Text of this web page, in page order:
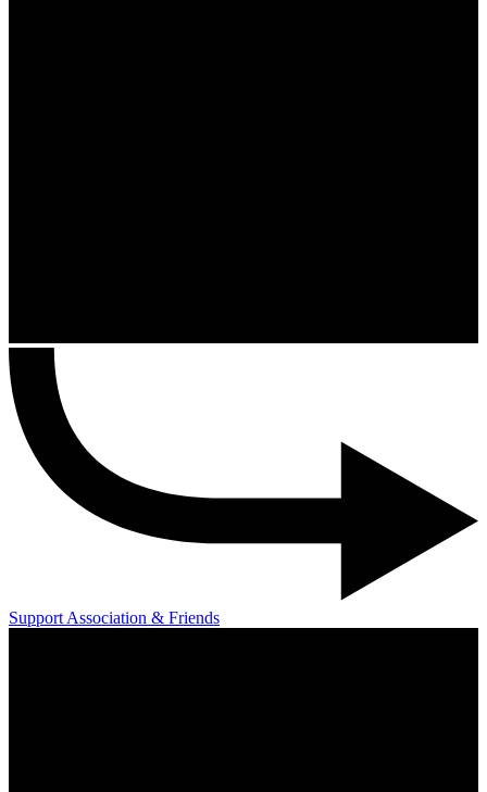
Support Association & Friends